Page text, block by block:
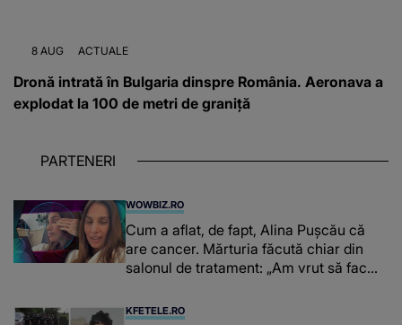
8 AUG ACTUALE
Dronă intrată în Bulgaria dinspre România. Aeronava a
explodat la 100 de metri de graniță
PARTENERI
WOWBIZ.RO
Cum a aflat, de fapt, Alina Pușcău că
are cancer. Mărturia făcută chiar din
salonul de tratament: „Am vrut să fac
înțepe sânul”
KFETELE.RO